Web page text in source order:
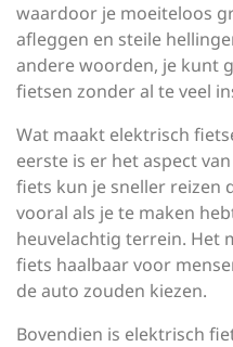
waardoor je moeiteloos
afleggen en steile
andere woorden, je kunt
fietsen zonder al te veel
Wat maakt elektrisch
eerste is er het aspect
fiets kun je sneller reizen
vooral als je te maken
heuvelachtig terrein. Het
fiets haalbaar voor
de auto zouden kiezen.
Bovendien is elektrisch